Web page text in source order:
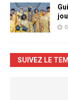
SUIVEZ LE